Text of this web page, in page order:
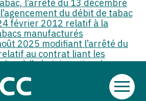
l’arrêté du 13 décembre
du débit de tabac
février 2012 relatif à la
manufacturés
2025 modifiant l’arrêté du
au contrat liant les
à l’administration des
indirects dans le cadre de
de vente au détail des